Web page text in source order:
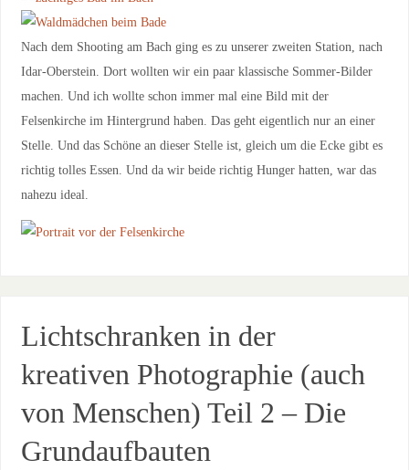
Nach dem Shooting am Bach ging es zu unserer zweiten Station, nach
Idar-Oberstein. Dort wollten wir ein paar klassische Sommer-Bilder
machen. Und ich wollte schon immer mal eine Bild mit der
Felsenkirche im Hintergrund haben. Das geht eigentlich nur an einer
Stelle. Und das Schöne an dieser Stelle ist, gleich um die Ecke gibt es
richtig tolles Essen. Und da wir beide richtig Hunger hatten, war das
nahezu ideal.
Lichtschranken in der
kreativen Photographie (auch
von Menschen) Teil 2 – Die
Grundaufbauten